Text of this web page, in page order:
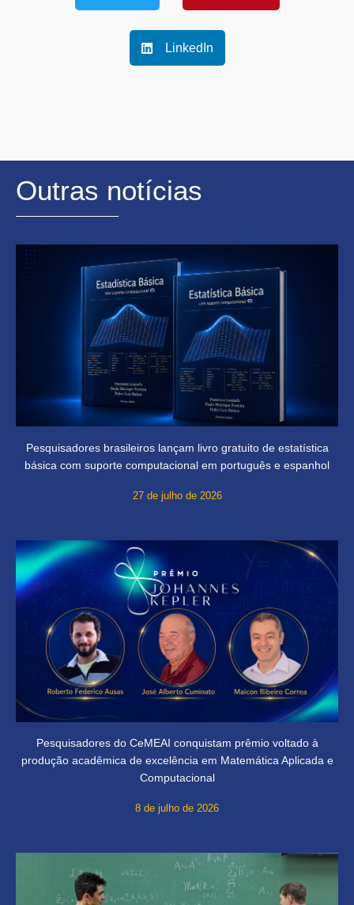
LinkedIn
Outras notícias
Pesquisadores brasileiros lançam livro gratuito de estatística
básica com suporte computacional em português e espanhol
27 de julho de 2026
Pesquisadores do CeMEAI conquistam prêmio voltado à
produção acadêmica de excelência em Matemática Aplicada e
Computacional
8 de julho de 2026